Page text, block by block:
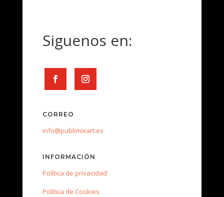
Siguenos en:
CORREO
info@publimixart.es
INFORMACIÓN
Política de privacidad
Política de Cookies